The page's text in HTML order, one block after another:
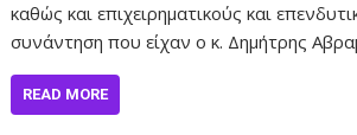
καθώς και επιχειρηματικούς και
συνάντηση που είχαν ο κ. Δημήτρης
READ MORE